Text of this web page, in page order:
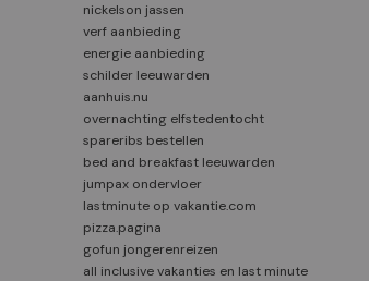
nickelson jassen
verf aanbieding
energie aanbieding
schilder leeuwarden
aanhuis.nu
overnachting elfstedentocht
spareribs bestellen
bed and breakfast leeuwarden
jumpax ondervloer
lastminute op vakantie.com
pizza.pagina
gofun jongerenreizen
all inclusive vakanties en last minute